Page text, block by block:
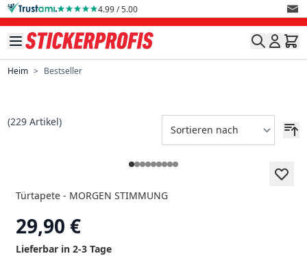
Direkt zum Inhalt 4.99 / 5.00
Heim > Bestseller
(229 Artikel)
Türtapete - MORGEN STIMMUNG
29,90 €
Lieferbar in 2-3 Tage